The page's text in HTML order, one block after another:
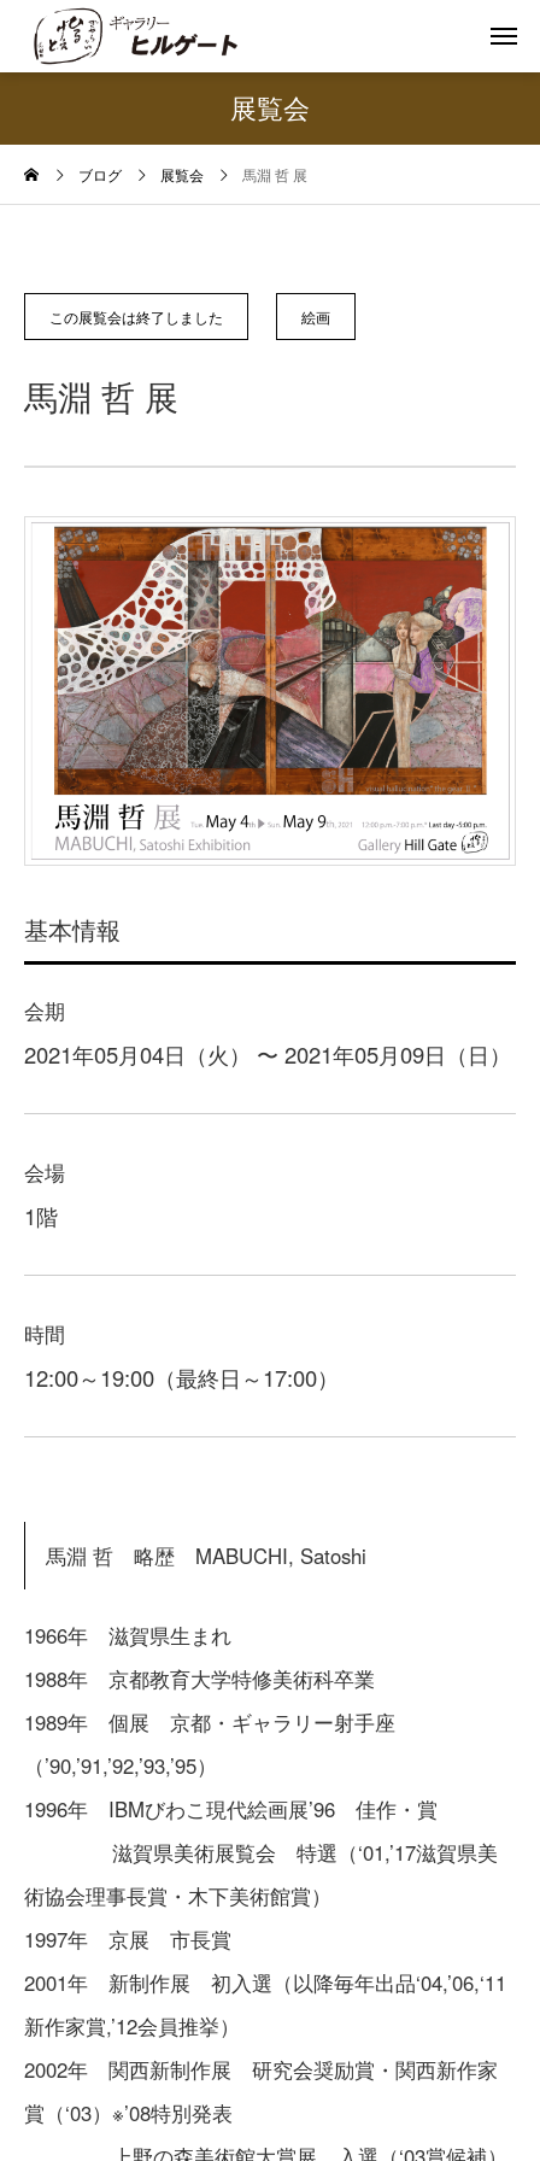
展覧会
ブログ 展覧会 馬淵 哲 展
この展覧会は終了しました 絵画
馬淵 哲 展
基本情報
会期
2021年05月04日（火） 〜 2021年05月09日（日）
会場
1階
時間
12:00～19:00（最終日～17:00）
馬淵 哲 略歴 MABUCHI, Satoshi
1966年 滋賀県生まれ
1988年 京都教育大学特修美術科卒業
1989年 個展 京都・ギャラリー射手座
（’90,’91,’92,’93,’95）
1996年 IBMびわこ現代絵画展’96 佳作・賞
滋賀県美術展覧会 特選（‘01,’17滋賀県美
術協会理事長賞・木下美術館賞）
1997年 京展 市長賞
2001年 新制作展 初入選（以降毎年出品‘04,’06,‘11
新作家賞,’12会員推挙）
2002年 関西新制作展 研究会奨励賞・関西新作家
賞（‘03）※’08特別発表